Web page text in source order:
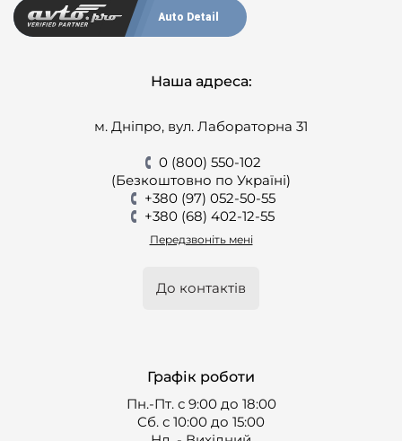
Auto Detail
Наша адреса:
м. Дніпро, вул. Лабораторна 31
0 (800) 550-102
(Безкоштовно по Україні)
+380 (97) 052-50-55
+380 (68) 402-12-55
Передзвоніть мені
До контактів
Графік роботи
Пн.-Пт. с 9:00 до 18:00
Cб. с 10:00 до 15:00